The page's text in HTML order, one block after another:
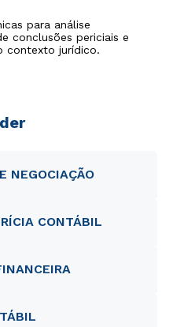
para análise
conclusões periciais e
contexto jurídico.
NEGOCIAÇÃO
CONTÁBIL